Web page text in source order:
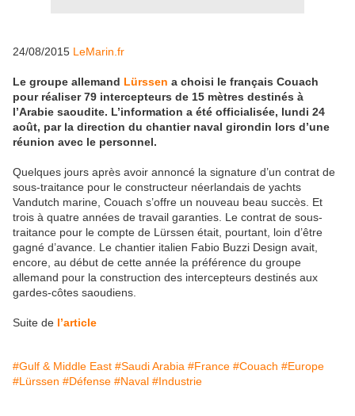
24/08/2015 LeMarin.fr
Le groupe allemand Lürssen a choisi le français Couach
pour réaliser 79 intercepteurs de 15 mètres destinés à
l’Arabie saoudite. L’information a été officialisée, lundi 24
août, par la direction du chantier naval girondin lors d’une
réunion avec le personnel.
Quelques jours après avoir annoncé la signature d’un contrat de
sous-traitance pour le constructeur néerlandais de yachts
Vandutch marine, Couach s’offre un nouveau beau succès. Et
trois à quatre années de travail garanties. Le contrat de sous-
traitance pour le compte de Lürssen était, pourtant, loin d’être
gagné d’avance. Le chantier italien Fabio Buzzi Design avait,
encore, au début de cette année la préférence du groupe
allemand pour la construction des intercepteurs destinés aux
gardes-côtes saoudiens.
Suite de l’article
#Gulf & Middle East #Saudi Arabia #France #Couach #Europe
#Lürssen #Défense #Naval #Industrie